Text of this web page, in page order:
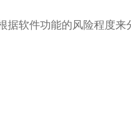
软件功能的风险程度